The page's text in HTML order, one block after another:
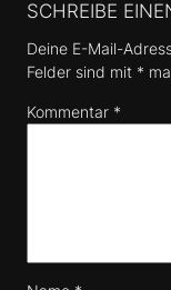
SCHREIBE
Deine E-Mail-
Felder sind mit *
Kommentar *